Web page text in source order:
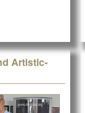
Artistic-